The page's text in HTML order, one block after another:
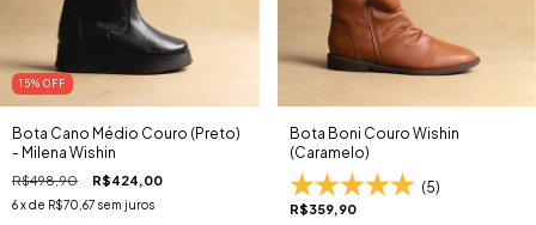
15% OFF
Bota Cano Médio Couro (Preto)
- Milena Wishin
R$498,90 R$424,00
6x de R$70,67 sem juros
Bota Boni Couro Wishin
(Caramelo)
(5)
R$359,90